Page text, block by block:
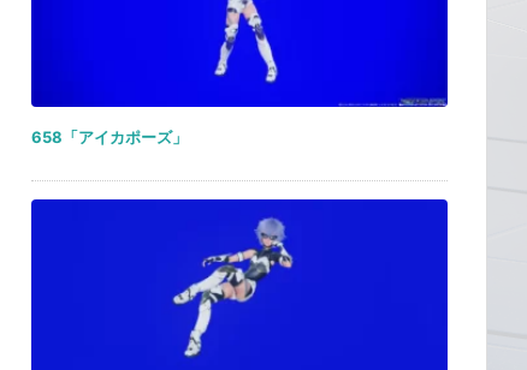
658「アイカポーズ」